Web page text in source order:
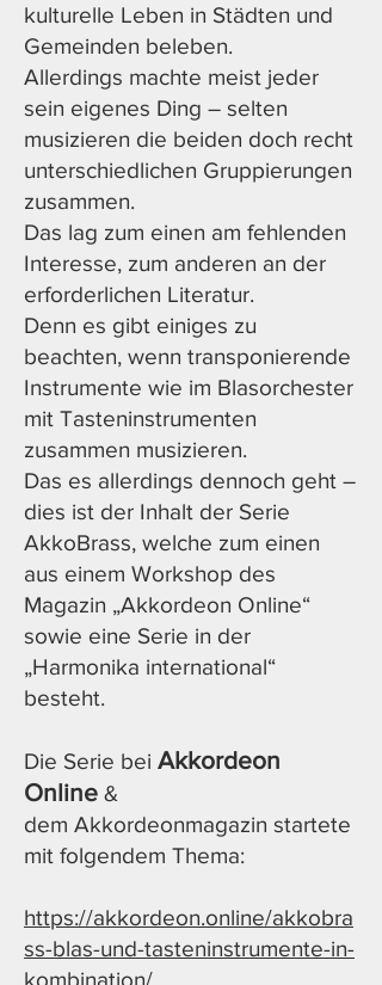
kulturelle Leben in Städten und
Gemeinden beleben.
Allerdings machte meist jeder
sein eigenes Ding – selten
musizieren die beiden doch recht
unterschiedlichen Gruppierungen
zusammen.
Das lag zum einen am fehlenden
Interesse, zum anderen an der
erforderlichen Literatur.
Denn es gibt einiges zu
beachten, wenn transponierende
Instrumente wie im Blasorchester
mit Tasteninstrumenten
zusammen musizieren.
Das es allerdings dennoch geht –
dies ist der Inhalt der Serie
AkkoBrass, welche zum einen
aus einem Workshop des
Magazin „Akkordeon Online“
sowie eine Serie in der
„Harmonika international“
besteht.
Die Serie bei Akkordeon
Online &
dem Akkordeonmagazin startete
mit folgendem Thema:
https://akkordeon.online/akkobra
ss-blas-und-tasteninstrumente-in-
kombination/